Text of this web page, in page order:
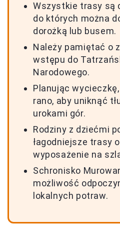
Wszystkie trasy są
do których można
dorożką lub busem.
Należy pamiętać o
wstępu do
Narodowego.
Planując
rano, aby uniknąć
urokami gór.
Rodziny z dziećmi
łagodniejsze trasy
wyposażenie na
Schronisko
możliwość
lokalnych potraw.